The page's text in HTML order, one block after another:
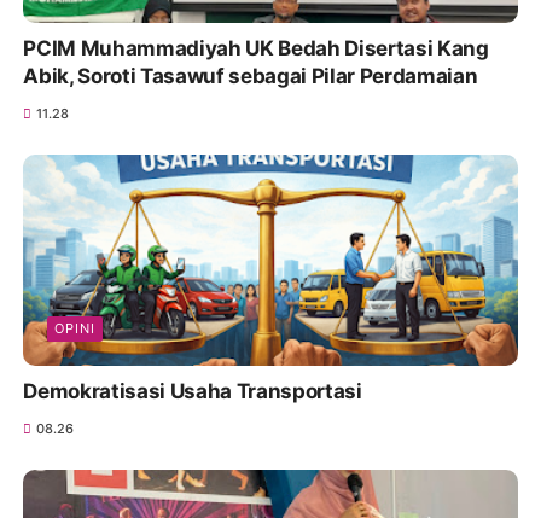
PCIM Muhammadiyah UK Bedah Disertasi Kang
Abik, Soroti Tasawuf sebagai Pilar Perdamaian
11.28
OPINI
Demokratisasi Usaha Transportasi
08.26